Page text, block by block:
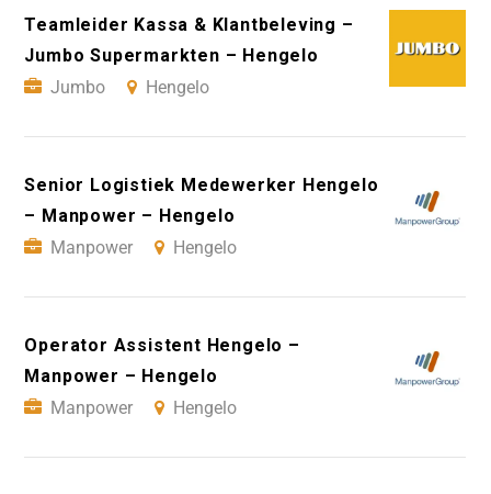
Teamleider Kassa & Klantbeleving –
Jumbo Supermarkten – Hengelo
Jumbo
Hengelo
Senior Logistiek Medewerker Hengelo
– Manpower – Hengelo
Manpower
Hengelo
Operator Assistent Hengelo –
Manpower – Hengelo
Manpower
Hengelo